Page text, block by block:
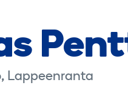
Lappeenranta